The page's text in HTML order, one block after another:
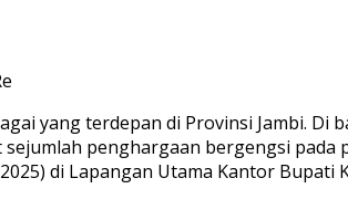
yang terdepan di Provinsi Jambi. Di
sejumlah penghargaan bergengsi
di Lapangan Utama Kantor Bupati